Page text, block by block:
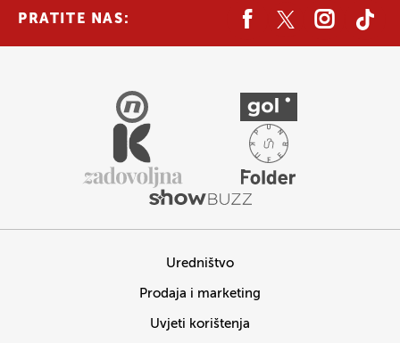
PRATITE NAS:
Uredništvo
Prodaja i marketing
Uvjeti korištenja